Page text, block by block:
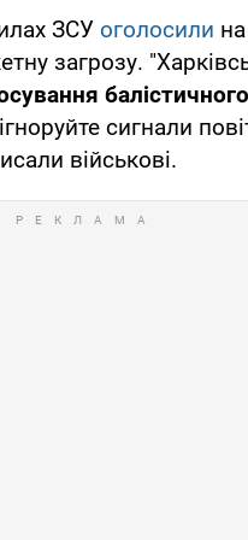
ЗСУ оголосили на
загрозу.
сигнали
військові.